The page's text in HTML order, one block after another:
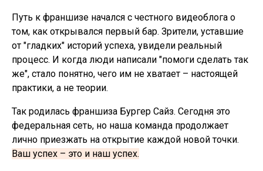
Путь к франшизе начался с честного видеоблога о
том, как открывался первый бар. Зрители, уставшие
от "гладких" историй успеха, увидели реальный
процесс. И когда люди написали "помоги сделать так
же", стало понятно, чего им не хватает – настоящей
практики, а не теории.
Так родилась франшиза Бургер Сайз. Сегодня это
федеральная сеть, но наша команда продолжает
лично приезжать на открытие каждой новой точки.
Ваш успех – это и наш успех.